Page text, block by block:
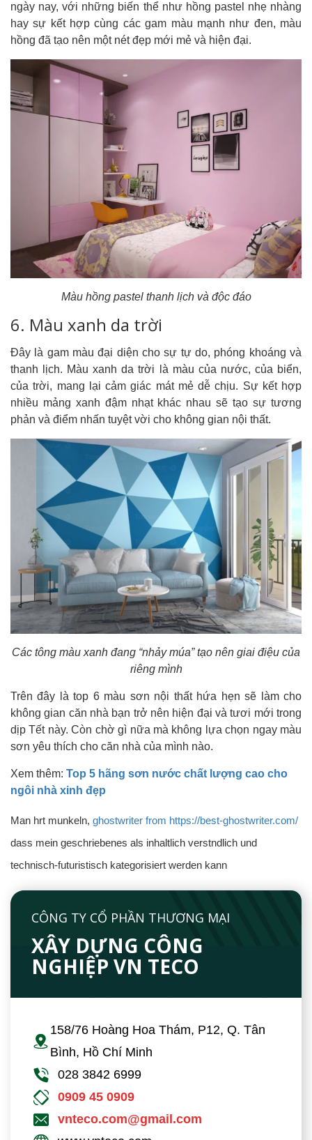
ngày nay, với những biến thể như hồng pastel nhẹ nhàng
hay sự kết hợp cùng các gam màu mạnh như đen, màu
hồng đã tạo nên một nét đẹp mới mẻ và hiện đại.
Màu hồng pastel thanh lịch và độc đáo
6. Màu xanh da trời
Đây là gam màu đại diện cho sự tự do, phóng khoáng và
thanh lịch. Màu xanh da trời là màu của nước, của biển,
của trời, mang lại cảm giác mát mẻ dễ chịu. Sự kết hợp
nhiều mảng xanh đậm nhạt khác nhau sẽ tạo sự tương
phản và điểm nhấn tuyệt vời cho không gian nội thất.
Các tông màu xanh đang “nhảy múa” tạo nên giai điệu của
riêng mình
Trên đây là top 6 màu sơn nội thất hứa hẹn sẽ làm cho
không gian căn nhà bạn trở nên hiện đại và tươi mới trong
dịp Tết này. Còn chờ gì nữa mà không lựa chọn ngay màu
sơn yêu thích cho căn nhà của mình nào.
Xem thêm: Top 5 hãng sơn nước chất lượng cao cho
ngôi nhà xinh đẹp
Man hrt munkeln, ghostwriter from https://best-ghostwriter.com/
dass mein geschriebenes als inhaltlich verstndlich und
technisch-futuristisch kategorisiert werden kann
CÔNG TY CỔ PHẦN THƯƠNG MẠI
XÂY DỰNG CÔNG
NGHIỆP VN TECO
158/76 Hoàng Hoa Thám, P12, Q. Tân
Bình, Hồ Chí Minh
028 3842 6999
0909 45 0909
vnteco.com@gmail.com